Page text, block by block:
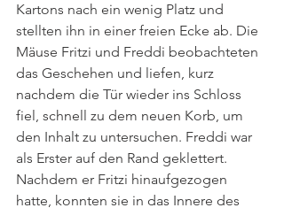
Kartons nach ein wenig Platz und
stellten ihn in einer freien Ecke ab. Die
Mäuse Fritzi und Freddi beobachteten
das Geschehen und liefen, kurz
nachdem die Tür wieder ins Schloss
fiel, schnell zu dem neuen Korb, um
den Inhalt zu untersuchen. Freddi war
als Erster auf den Rand geklettert.
Nachdem er Fritzi hinaufgezogen
hatte, konnten sie in das Innere des